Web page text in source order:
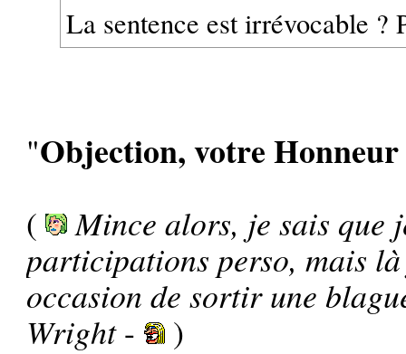
La sentence est irrévocable ?
"Objection, votre
(
Mince alors, je sais que
participations perso, mais
occasion de sortir une
Wright-
)